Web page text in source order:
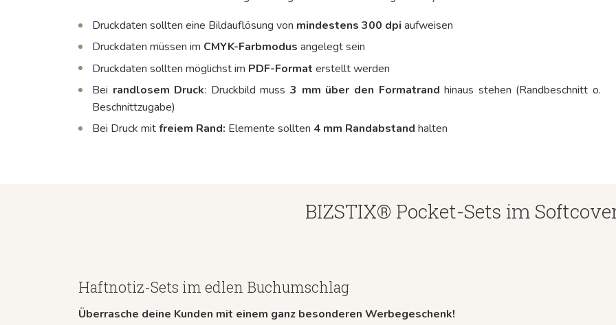
Druckdaten sollten eine Bildauflösung von mindestens 300 dpi aufweisen
Druckdaten müssen im CMYK-Farbmodus angelegt sein
Druckdaten sollten möglichst im PDF-Format erstellt werden
Bei randlosem Druck: Druckbild muss3 mm über den Formatrand hinaus stehen (Randbeschnitt o.
Beschnittzugabe)
Bei Druck mitfreiem Rand: Elemente sollten 4 mm Randabstand halten
BIZSTIX® Pocket-Sets im
Haftnotiz-Sets im edlen Buchumschlag
Überrasche deine Kunden mit einem ganz besonderen Werbegeschenk!